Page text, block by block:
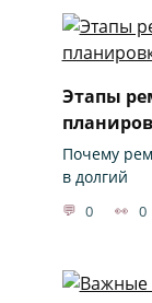
Этапы
Почему
в долгий
0 0